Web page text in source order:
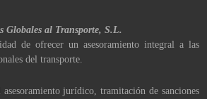
Globales al Transporte, S.L.
de ofrecer un asesoramiento integral a las
del transporte.
asesoramiento jurídico, tramitación de sanciones